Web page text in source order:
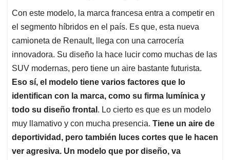
Con este modelo, la marca francesa entra a competir en
el segmento híbridos en el país. Es que, esta nueva
camioneta de Renault, llega con una carrocería
innovadora. Su diseño la hace lucir como muchas de las
SUV modernas, pero tiene un aire bastante futurista.
Eso sí, el modelo tiene varios factores que lo
identifican con la marca, como su firma lumínica y
todo su diseño frontal . Lo cierto es que es un modelo
muy llamativo y con mucha presencia. Tiene un aire de
deportividad, pero también luces cortes que le hacen
ver agresiva. Un modelo que por diseño, va